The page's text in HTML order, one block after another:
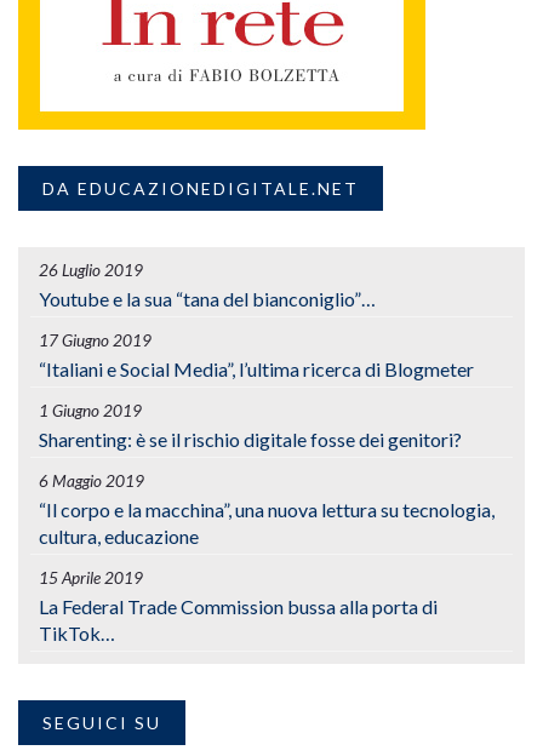
DA EDUCAZIONEDIGITALE.NET
26 Luglio 2019
Youtube e la sua “tana del bianconiglio”…
17 Giugno 2019
“Italiani e Social Media”, l’ultima ricerca di Blogmeter
1 Giugno 2019
Sharenting: è se il rischio digitale fosse dei genitori?
6 Maggio 2019
“Il corpo e la macchina”, una nuova lettura su tecnologia,
cultura, educazione
15 Aprile 2019
La Federal Trade Commission bussa alla porta di
TikTok…
SEGUICI SU